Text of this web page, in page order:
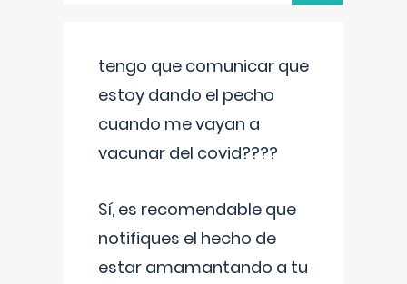
tengo que comunicar que
estoy dando el pecho
cuando me vayan a
vacunar del covid????
Sí, es recomendable que
notifiques el hecho de
estar amamantando a tu